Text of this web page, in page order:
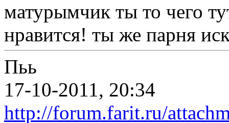
матурымчик ты то чего
нравится! ты же парня
Пьь
17-10-2011, 20:34
http://forum.farit.ru/